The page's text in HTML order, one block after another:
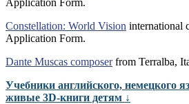
Constellation: World Vision international
Application Form.
Dante Muscas composerfrom Terralba,
Учебники английского, немецкого
живые 3D-книги детям ↓